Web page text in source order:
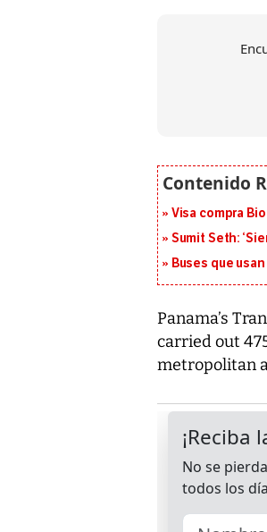
Visa compra
Sumit Seth:
Buses que
Panama’s
carried out
metropolitan